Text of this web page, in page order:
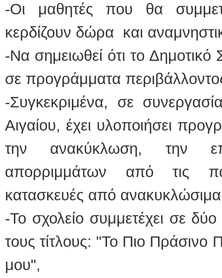
-Οι μαθητές που θα
κερδίζουν δώρα και
-Να σημειωθεί ότι το Δημοτικό
σε προγράμματα
-Συγκεκριμένα, σε
Αιγαίου, έχει υλοποιήσει
την ανακύκλωση, την
απορριμμάτων από τις
κατασκευές από ανακυκλώσιμα
-Το σχολείο συμμετέχει σε
τους τίτλους: "Το Πιο Πράσινο
μου",